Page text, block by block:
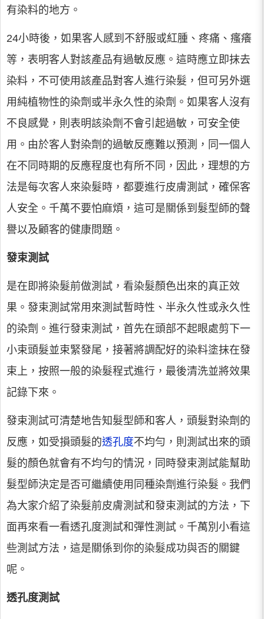
有染料的地方。
24小時後，如果客人感到不舒服或紅腫、疼痛、瘙癢
等，表明客人對該產品有過敏反應。這時應立即抹去
染料，不可使用該產品對客人進行染髮，但可另外選
用純植物性的染劑或半永久性的染劑。如果客人沒有
不良感覺，則表明該染劑不會引起過敏，可安全使
用。由於客人對染劑的過敏反應難以預測，同一個人
在不同時期的反應程度也有所不同，因此，理想的方
法是每次客人來染髮時，都要進行皮膚測試，確保客
人安全。千萬不要怕麻煩，這可是關係到髮型師的聲
譽以及顧客的健康問題。
發束測試
是在即將染髮前做測試，看染髮顏色出來的真正效
果。發束測試常用來測試暫時性、半永久性或永久性
的染劑。進行發束測試，首先在頭部不起眼處剪下一
小束頭髮並束緊發尾，接著將調配好的染料塗抹在發
束上，按照一般的染髮程式進行，最後清洗並將效果
記錄下來。
發束測試可清楚地告知髮型師和客人，頭髮對染劑的
反應，如受損頭髮的透孔度不均勻，則測試出來的頭
髮的顏色就會有不均勻的情況，同時發束測試能幫助
髮型師決定是否可繼續使用同種染劑進行染髮。我們
為大家介紹了染髮前皮膚測試和發束測試的方法，下
面再來看一看透孔度測試和彈性測試。千萬別小看這
些測試方法，這是關係到你的染髮成功與否的關鍵
呢。
透孔度測試